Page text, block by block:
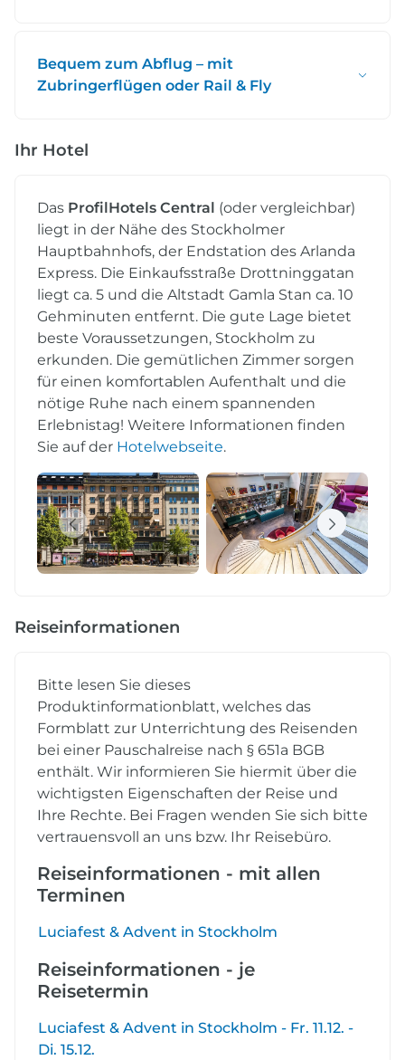
Bequem zum Abflug – mit
Zubringerflügen oder Rail & Fly
Ihr Hotel
Das ProfilHotels Central (oder vergleichbar)
liegt in der Nähe des Stockholmer
Hauptbahnhofs, der Endstation des Arlanda
Express. Die Einkaufsstraße Drottninggatan
liegt ca. 5 und die Altstadt Gamla Stan ca. 10
Gehminuten entfernt. Die gute Lage bietet
beste Voraussetzungen, Stockholm zu
erkunden. Die gemütlichen Zimmer sorgen
für einen komfortablen Aufenthalt und die
nötige Ruhe nach einem spannenden
Erlebnistag! Weitere Informationen finden
Sie auf der Hotelwebseite.
Reiseinformationen
Bitte lesen Sie dieses
Produktinformationblatt, welches das
Formblatt zur Unterrichtung des Reisenden
bei einer Pauschalreise nach § 651a BGB
enthält. Wir informieren Sie hiermit über die
wichtigsten Eigenschaften der Reise und
Ihre Rechte. Bei Fragen wenden Sie sich bitte
vertrauensvoll an uns bzw. Ihr Reisebüro.
Reiseinformationen - mit allen
Terminen
Luciafest & Advent in Stockholm
Reiseinformationen - je
Reisetermin
Luciafest & Advent in Stockholm - Fr. 11.12. -
Di. 15.12.